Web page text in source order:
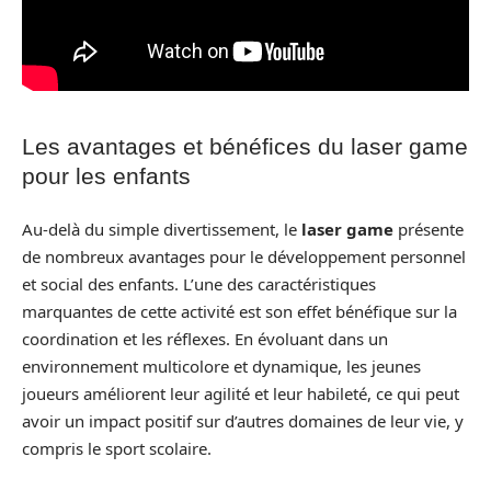
Les avantages et bénéfices du laser game
pour les enfants
Au-delà du simple divertissement, le laser game présente
de nombreux avantages pour le développement personnel
et social des enfants. L’une des caractéristiques
marquantes de cette activité est son effet bénéfique sur la
coordination et les réflexes. En évoluant dans un
environnement multicolore et dynamique, les jeunes
joueurs améliorent leur agilité et leur habileté, ce qui peut
avoir un impact positif sur d’autres domaines de leur vie, y
compris le sport scolaire.